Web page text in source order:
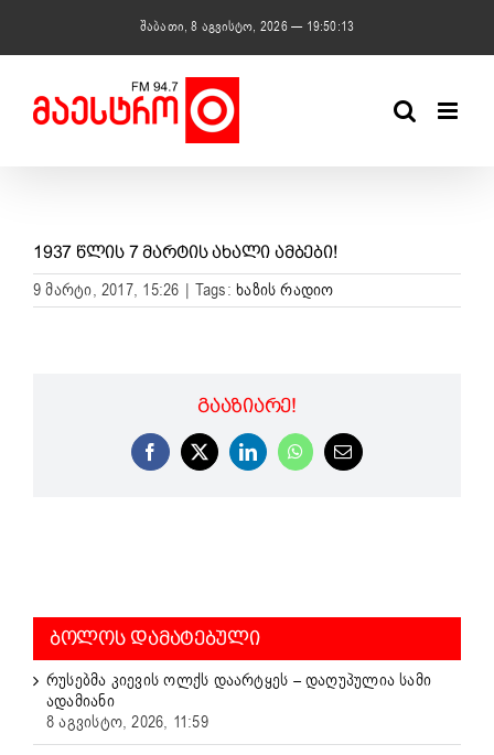
content
შაბათი, 8 აგვისტო, 2026 — 19:50:13
1937 ᲬᲚᲘᲡ 7 ᲛᲐᲠᲢᲘᲡ ᲐᲮᲐᲚᲘ ᲐᲛᲑᲔᲑᲘ!
9 მარტი, 2017, 15:26 | Tags:ხაზის რადიო
ᲒᲐᲐᲖᲘᲐᲠᲔ!
Facebook
X LinkedInWhatsApp
Email
ᲑᲝᲚᲝᲡ ᲓᲐᲛᲐᲢᲔᲑᲣᲚᲘ
რუსებმა კიევის ოლქს დაარტყეს – დაღუპულია სამი
ადამიანი
8 აგვისტო, 2026, 11:59